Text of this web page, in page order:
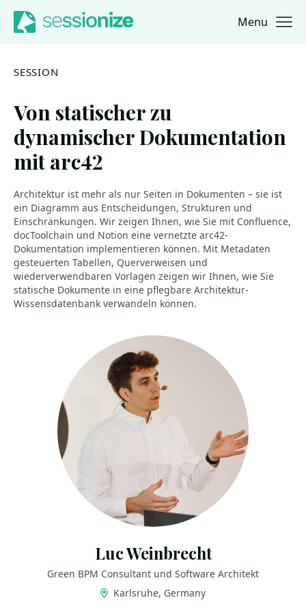
Jump to navigation
Jump to content Menu
SESSION
Von statischer zu
dynamischer Dokumentation
mit arc42
Architektur ist mehr als nur Seiten in Dokumenten – sie ist
ein Diagramm aus Entscheidungen, Strukturen und
Einschränkungen. Wir zeigen Ihnen, wie Sie mit Confluence,
docToolchain und Notion eine vernetzte arc42-
Dokumentation implementieren können. Mit Metadaten
gesteuerten Tabellen, Querverweisen und
wiederverwendbaren Vorlagen zeigen wir Ihnen, wie Sie
statische Dokumente in eine pflegbare Architektur-
Wissensdatenbank verwandeln können.
Luc Weinbrecht
Green BPM Consultant und Software Architekt
Karlsruhe, Germany